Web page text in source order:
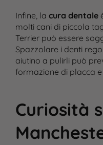
Infine, la cura dentale
molti cani di piccola
Terrier può essere
Spazzolare i denti
aiutino a pulirli può
formazione di placca e
Curiosità